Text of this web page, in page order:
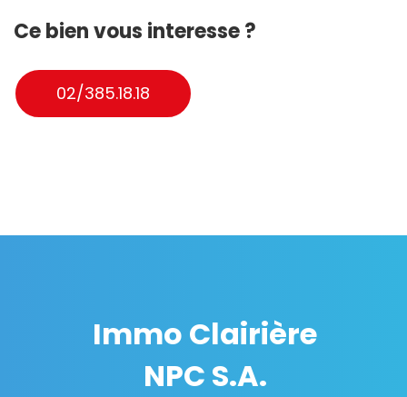
Ce bien vous interesse ?
02/385.18.18
Immo Clairière
NPC S.A.